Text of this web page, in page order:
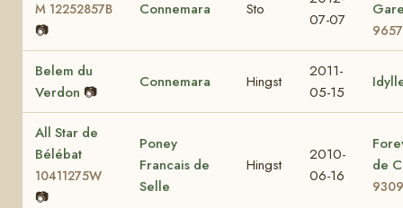
M 12252857B
📷
Connemara Sto
07-07
Belem du
Verdon 📷
Connemara Hingst
2011-
05-15
All Star de
Bélébat
10411275W
📷
Poney
Francais de
Selle
Hingst
2010-
06-16
de